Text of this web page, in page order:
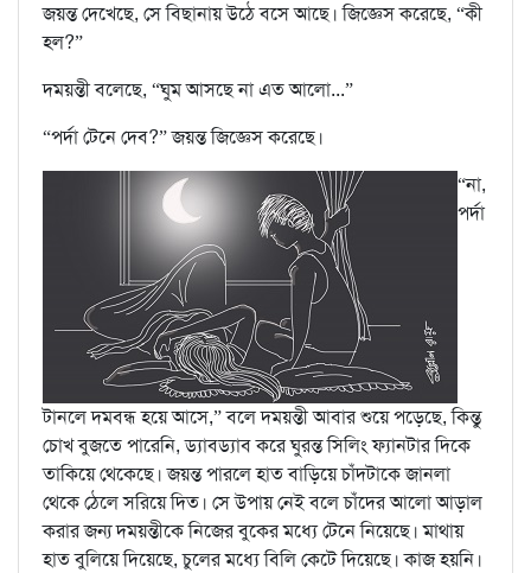
জয়ন্ত দেখেছে, সে বিছানায় উঠে বসে আছে। জিজ্ঞেস করেছে, “কী
হল?”
দময়ন্তী বলেছে, “ঘুম আসছে না এত আলো...”
“পর্দা টেনে দেব?” জয়ন্ত জিজ্ঞেস করেছে।
“না,
পর্দা
টানলে দমবন্ধ হয়ে আসে,” বলে দময়ন্তী আবার শুয়ে পড়েছে, কিন্তু
চোখ বুজতে পারেনি, ড্যাবড্যাব করে ঘুরন্ত সিলিং ফ্যানটার দিকে
তাকিয়ে থেকেছে। জয়ন্ত পারলে হাত বাড়িয়ে চাঁদটাকে জানলা
থেকে ঠেলে সরিয়ে দিত। সে উপায় নেই বলে চাঁদের আলো আড়াল
করার জন্য দময়ন্তীকে নিজের বুকের মধ্যে টেনে নিয়েছে। মাথায়
হাত বুলিয়ে দিয়েছে, চুলের মধ্যে বিলি কেটে দিয়েছে। কাজ হয়নি।